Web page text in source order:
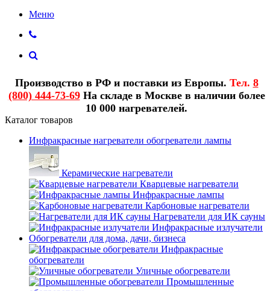
Меню
Производство в РФ и поставки из Европы. Тел. 8
(800) 444-73-69На складе в Москве в наличии более
10 000 нагревателей.
Каталог товаров
Инфракрасные нагреватели обогреватели лампы
Керамические нагреватели
Кварцевые нагреватели
Инфракрасные лампы
Карбоновые нагреватели
Нагреватели для ИК сауны
Инфракрасные излучатели
Обогреватели для дома, дачи, бизнеса
Инфракрасные
обогреватели
Уличные обогреватели
Промышленные